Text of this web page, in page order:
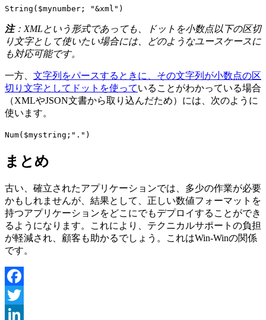
String ( $mynumber ; "&xml")
注：XMLという形式であっても、ドットを小数点以下の区切
り文字として使いたい場合には、どのようなユースケースに
も対応可能です。
一方、 文字列をパースするときに、その文字列が小数点の区
切り文字としてドットを使っていることがわかっている場合
（XMLやJSON文書から取り込んだため）には、次のように
使います。
Num( $mystring ;".")
まとめ
古い、確立されたアプリケーションでは、多少の作業が必要
かもしれませんが、結果として、正しい数値フォーマットを
持つアプリケーションをどこにでもデプロイすることができ
るようになります。これにより、テクニカルサポートの負担
が軽減され、顧客も助かるでしょう。これはWin-Winの関係
です。
Facebook
Twitter